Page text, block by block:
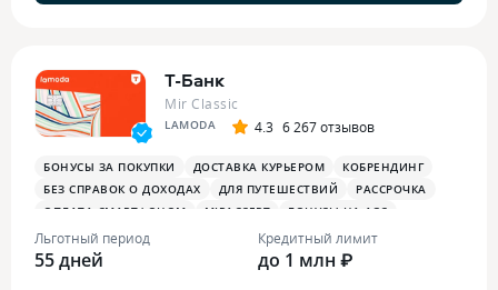
Т-Банк
Mir Classic
LAMODA 4.3 6 267 отзывов
БОНУСЫ ЗА ПОКУПКИ ДОСТАВКА КУРЬЕРОМ
КОБРЕНДИНГ
БЕЗ СПРАВОК О ДОХОДАХ
ДЛЯ ПУТЕШЕСТВИЙ
РАССРОЧКА
ОПЛАТА СМАРТФОНОМ
MIRACCEPT
БОНУСЫ НА АЗС
БОНУСЫ В РЕСТОРАНАХ
ПЛАТЕЖНЫЙ СТИКЕР
Льготный период
55 дней
Кредитный лимит
до 1 млн ₽